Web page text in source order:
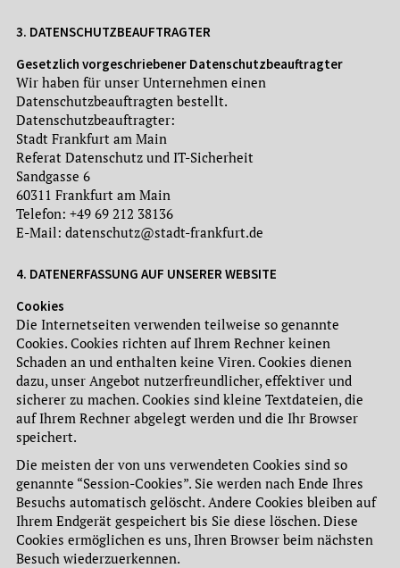
3. DATENSCHUTZBEAUFTRAGTER
Gesetzlich vorgeschriebener Datenschutzbeauftragter
Wir haben für unser Unternehmen einen
Datenschutzbeauftragten bestellt.
Datenschutzbeauftragter:
Stadt Frankfurt am Main
Referat Datenschutz und IT-Sicherheit
Sandgasse 6
60311 Frankfurt am Main
Telefon: +49 69 212 38136
E-Mail: datenschutz@stadt-frankfurt.de
4. DATENERFASSUNG AUF UNSERER WEBSITE
Cookies
Die Internetseiten verwenden teilweise so genannte
Cookies. Cookies richten auf Ihrem Rechner keinen
Schaden an und enthalten keine Viren. Cookies dienen
dazu, unser Angebot nutzerfreundlicher, effektiver und
sicherer zu machen. Cookies sind kleine Textdateien, die
auf Ihrem Rechner abgelegt werden und die Ihr Browser
speichert.
Die meisten der von uns verwendeten Cookies sind so
genannte “Session-Cookies”. Sie werden nach Ende Ihres
Besuchs automatisch gelöscht. Andere Cookies bleiben auf
Ihrem Endgerät gespeichert bis Sie diese löschen. Diese
Cookies ermöglichen es uns, Ihren Browser beim nächsten
Besuch wiederzuerkennen.